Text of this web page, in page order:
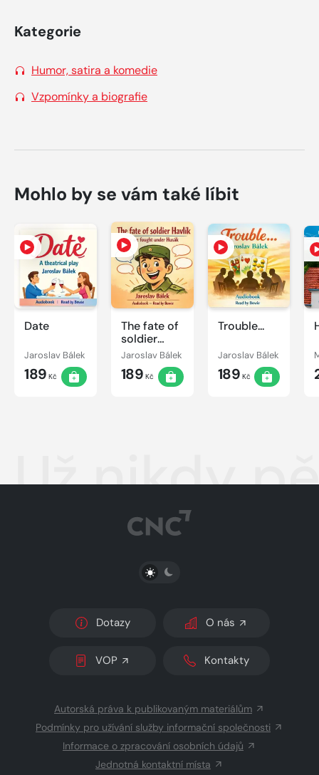
Kategorie
Humor, satira a komedie
Vzpomínky a biografie
Mohlo by se vám také líbit
Date
Jaroslav Bálek
189 Kč
The fate of
soldier
Havlík or
we fought
under
Jaroslav Bálek
189 Kč
Trouble...
Jaroslav Bálek
189 Kč
Už nikdy
PŘEPNOUT SVĚTLÝ/TMAVÝ REŽIM
Dotazy O nás
VOP Kontakty
Autorská práva k publikovaným materiálům
Podmínky pro užívání služby informační společnosti
Informace o zpracování osobních údajů
Jednotná kontaktní místa